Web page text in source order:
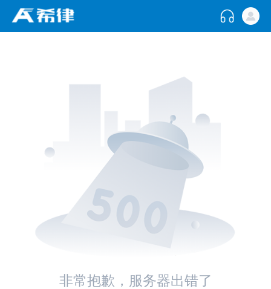
非常抱歉，服务器出错了